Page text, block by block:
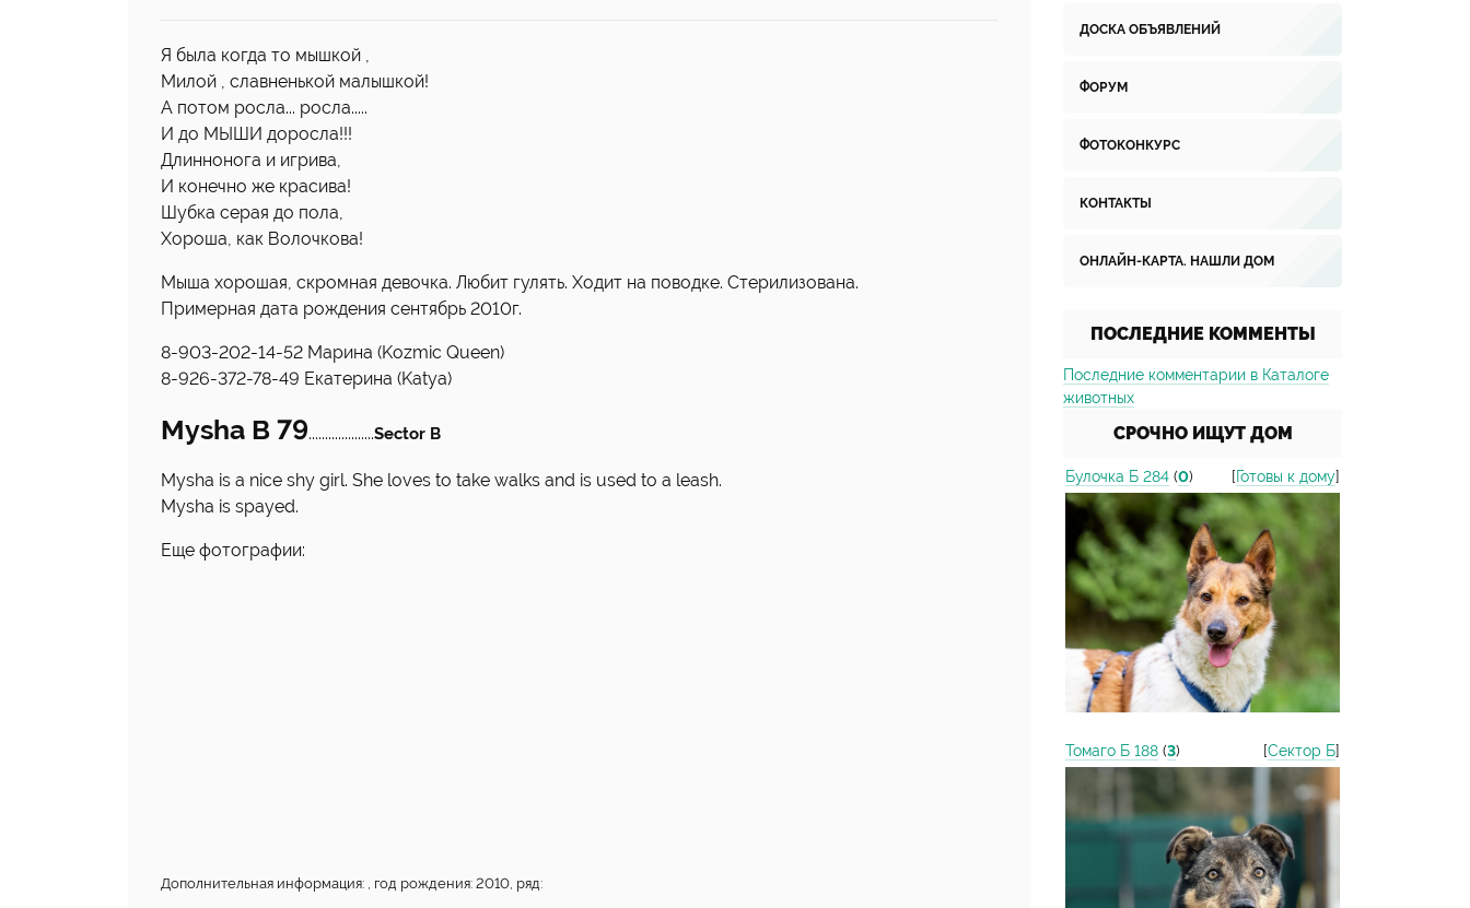
Я была когда то мышкой ,
Милой , славненькой малышкой!
А потом росла... росла.....
И до МЫШИ доросла!!!
Длиннонога и игрива,
И конечно же красива!
Шубка серая до пола,
Хороша, как Волочкова!
Мыша хорошая, скромная девочка. Любит гулять. Ходит на поводке. Стерилизована.
Примерная дата рождения сентябрь 2010г.
8-903-202-14-52 Марина (Kozmic Queen)
8-926-372-78-49 Екатерина (Katya)
Mysha B 79....................Sector B
Mysha is a nice shy girl. She loves to take walks and is used to a leash.
Mysha is spayed.
Еще фотографии:
Дополнительная информация: , год рождения: 2010, ряд:
ДОСКА ОБЪЯВЛЕНИЙ
ФОРУМ
ФОТОКОНКУРС
КОНТАКТЫ
ОНЛАЙН-КАРТА. НАШЛИ ДОМ
ПОСЛЕДНИЕ КОММЕНТЫ
Последние комментарии в Каталоге
животных
СРОЧНО ИЩУТ ДОМ
Булочка Б 284 (0) [Готовы к дому]
Томаго Б 188 (3) [Сектор Б]